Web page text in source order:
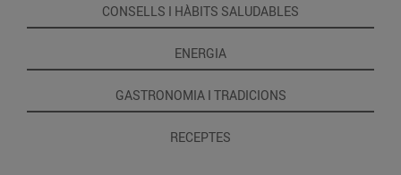
CONSELLS I HÀBITS SALUDABLES
ENERGIA
GASTRONOMIA I TRADICIONS
RECEPTES